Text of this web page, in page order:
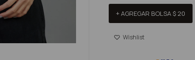
+ AGREGAR BOLSA$ 20